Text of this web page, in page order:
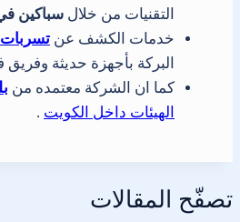
التقنيات من خلال سباكين
خدمات الكشف عن تسربات
البركة بأجهزة حديثة
كما ان الشركة معتمده من
الهيئات داخل الكويت .
تصفّح المقالات